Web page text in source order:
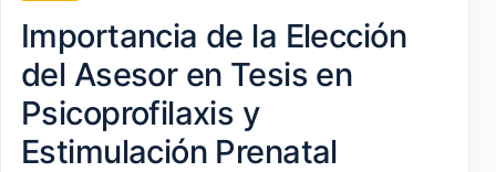
Importancia de la Elección
del Asesor en Tesis en
Psicoprofilaxis y
Estimulación Prenatal